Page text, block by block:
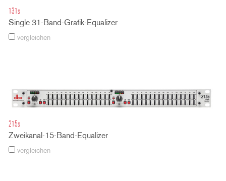
131s
Single 31-Band-Grafik-Equalizer
vergleichen
215s
Zweikanal-15-Band-Equalizer
vergleichen